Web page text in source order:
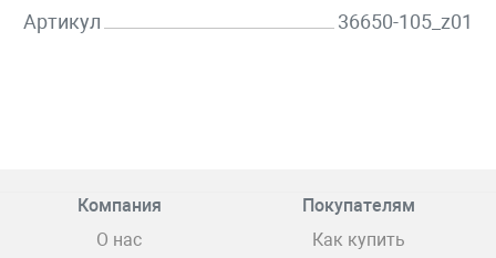
Артикул
36650-105_z01
Компания
О нас
Покупателям
Как купить